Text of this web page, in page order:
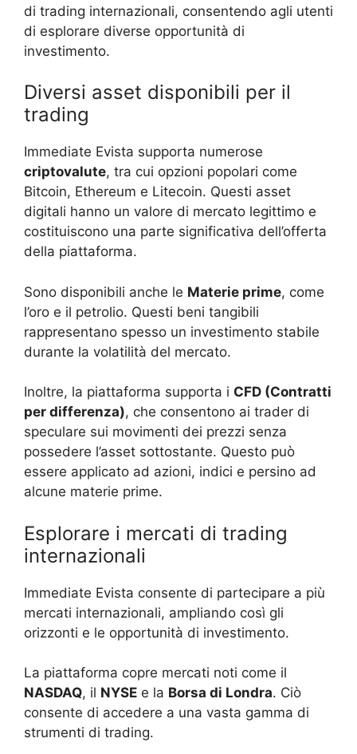
di trading internazionali, consentendo agli utenti
di esplorare diverse opportunità di
investimento.
Diversi asset disponibili per il
trading
Immediate Evista supporta numerose
criptovalute, tra cui opzioni popolari come
Bitcoin, Ethereum e Litecoin. Questi asset
digitali hanno un valore di mercato legittimo e
costituiscono una parte significativa dell’offerta
della piattaforma.
Sono disponibili anche le Materie prime, come
l’oro e il petrolio. Questi beni tangibili
rappresentano spesso un investimento stabile
durante la volatilità del mercato.
Inoltre, la piattaforma supporta i CFD (Contratti
per differenza), che consentono ai trader di
speculare sui movimenti dei prezzi senza
possedere l’asset sottostante. Questo può
essere applicato ad azioni, indici e persino ad
alcune materie prime.
Esplorare i mercati di trading
internazionali
Immediate Evista consente di partecipare a più
mercati internazionali, ampliando così gli
orizzonti e le opportunità di investimento.
La piattaforma copre mercati noti come il
NASDAQ, il NYSE e la Borsa di Londra. Ciò
consente di accedere a una vasta gamma di
strumenti di trading.